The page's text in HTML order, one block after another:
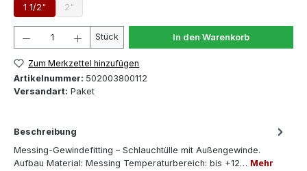
1 1/2" 2"
(Diese Option ist zurzeit nicht verfügbar.)
Produkt Anzahl: Gib den gewünschten Wert ein
Stück In den Warenkorb
Zum Merkzettel hinzufügen
Artikelnummer: 502003800112
Versandart: Paket
Beschreibung
Messing-Gewindefitting – Schlauchtülle mit Außengewinde.
Aufbau Material: Messing Temperaturbereich: bis +12… Mehr